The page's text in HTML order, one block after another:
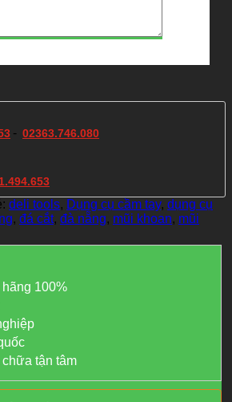
- 02363.746.080
deli tools, Dụng cụ cầm tay, dụng cụ
, đá cắt, đà nẵng, mũi khoan, mũi
100%
tận tâm